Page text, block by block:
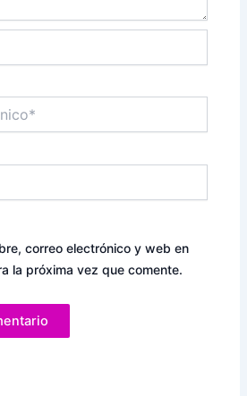
correo electrónico y web en
la próxima vez que comente.